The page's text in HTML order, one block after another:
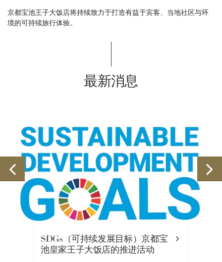
京都宝池王子大饭店将持续致力于打造有益于宾客、当地社区与环
境的可持续旅行体验。
最新消息
SDGs（可持续发展目标）京都宝
池皇家王子大饭店的推进活动